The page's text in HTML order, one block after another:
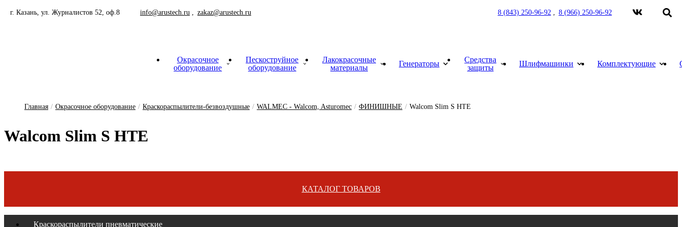
г. Казань, ул. Журналистов 52, оф.8 info@arustech.ru zakaz@arustech.ru 8 (843) 250-96-92 8 (966) 250-96-92
Окрасочное
оборудование
Пескоструйное
оборудование
Лакокрасочные
материалы
Генераторы
Средства
защиты
Шлифмашинки Комплектующие
Главная / Окрасочное оборудование / Краскораспылители-безвоздушные / WALMEC - Walcom, Asturomec / ФИНИШНЫЕ / Walcom Slim S HTE
Walcom Slim S HTE
КАТАЛОГ ТОВАРОВ
Краскораспылители пневматические